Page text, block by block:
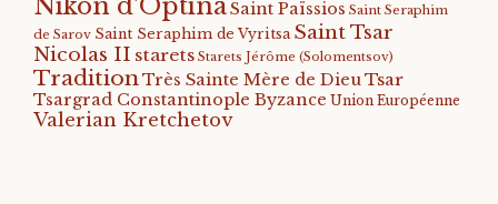
Saint Païssios Saint Seraphim
de Sarov Saint Seraphim de Vyritsa Saint Tsar
Nicolas II starets Starets Jérôme (Solomentsov)
Tradition Très Sainte Mère de DieuTsar
Tsargrad Constantinople Byzance Union Européenne
Valerian Kretchetov